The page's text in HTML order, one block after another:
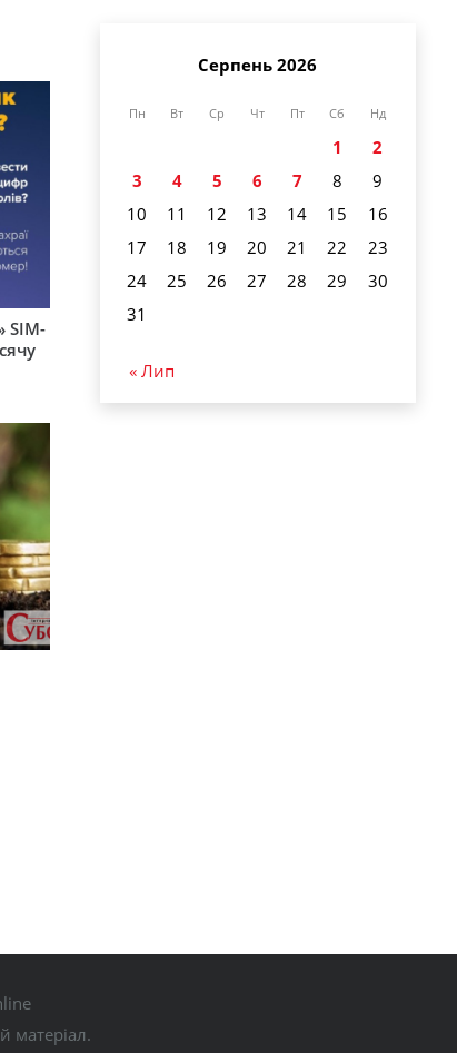
SIM-
Серпень 2026
Пн Вт Ср Чт Пт Сб Нд
1
2
3
4 5 6 7 8
9
10
11 12 13 14 15
16
17
18 19 20 21 22
23
24
25 26 27 28 29
30
31
« Лип
матеріал.